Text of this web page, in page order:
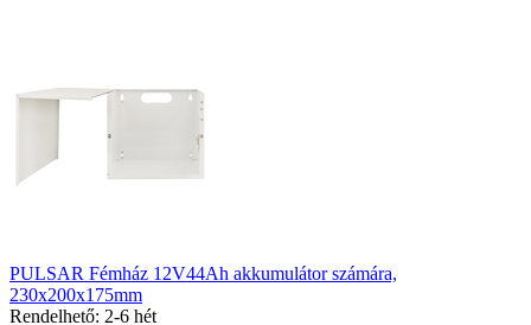
PULSAR Fémház 12V44Ah akkumulátor számára,
230x200x175mm
Rendelhető: 2-6 hét